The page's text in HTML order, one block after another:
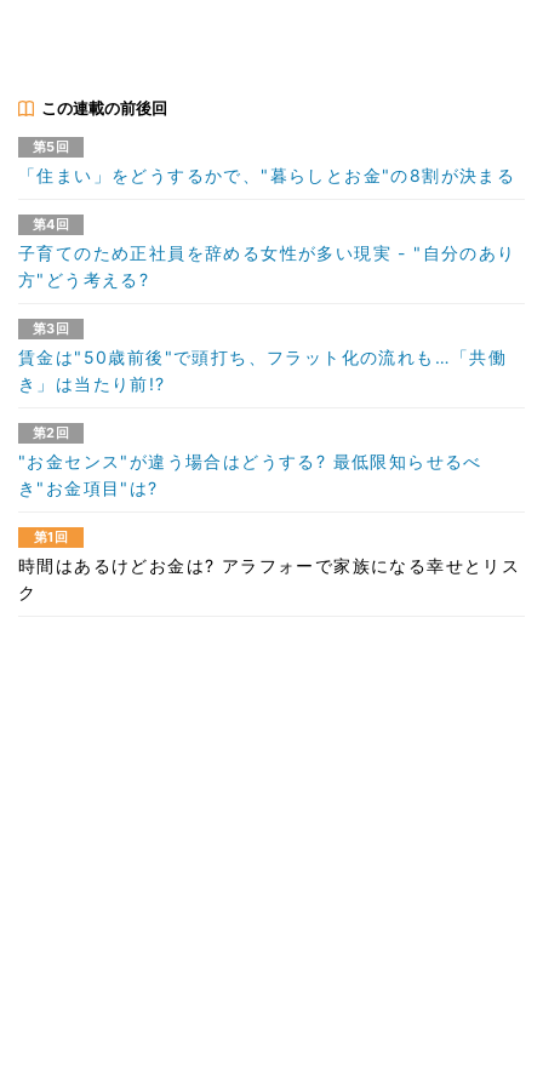
この連載の前後回
第5回
「住まい」をどうするかで、"暮らしとお金"の8割が決まる
第4回
子育てのため正社員を辞める女性が多い現実 - "自分のあり
方"どう考える?
第3回
賃金は"50歳前後"で頭打ち、フラット化の流れも…「共働
き」は当たり前!?
第2回
"お金センス"が違う場合はどうする? 最低限知らせるべ
き"お金項目"は?
第1回
時間はあるけどお金は? アラフォーで家族になる幸せとリス
ク